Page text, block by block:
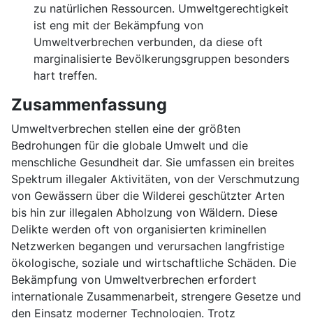
zu natürlichen Ressourcen. Umweltgerechtigkeit
ist eng mit der Bekämpfung von
Umweltverbrechen verbunden, da diese oft
marginalisierte Bevölkerungsgruppen besonders
hart treffen.
Zusammenfassung
Umweltverbrechen stellen eine der größten
Bedrohungen für die globale Umwelt und die
menschliche Gesundheit dar. Sie umfassen ein breites
Spektrum illegaler Aktivitäten, von der Verschmutzung
von Gewässern über die Wilderei geschützter Arten
bis hin zur illegalen Abholzung von Wäldern. Diese
Delikte werden oft von organisierten kriminellen
Netzwerken begangen und verursachen langfristige
ökologische, soziale und wirtschaftliche Schäden. Die
Bekämpfung von Umweltverbrechen erfordert
internationale Zusammenarbeit, strengere Gesetze und
den Einsatz moderner Technologien. Trotz